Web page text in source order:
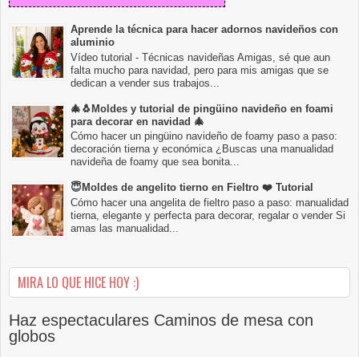
Aprende la técnica para hacer adornos navideños con
aluminio
Vídeo tutorial - Técnicas navideñas Amigas, sé que aun
falta mucho para navidad, pero para mis amigas que se
dedican a vender sus trabajos...
🎄🐧Moldes y tutorial de pingüino navideño en foami
para decorar en navidad 🎄
Cómo hacer un pingüino navideño de foamy paso a paso:
decoración tierna y económica ¿Buscas una manualidad
navideña de foamy que sea bonita...
😇Moldes de angelito tierno en Fieltro ❤️ Tutorial
Cómo hacer una angelita de fieltro paso a paso: manualidad
tierna, elegante y perfecta para decorar, regalar o vender Si
amas las manualidad...
MIRA LO QUE HICE HOY :)
Haz espectaculares Caminos de mesa con
globos